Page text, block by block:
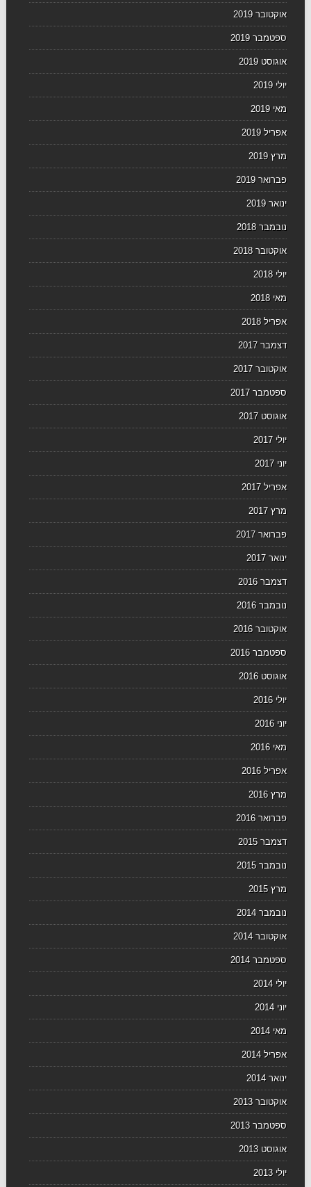
אוקטובר 2019
ספטמבר 2019
אוגוסט 2019
יולי 2019
מאי 2019
אפריל 2019
מרץ 2019
פברואר 2019
ינואר 2019
נובמבר 2018
אוקטובר 2018
יולי 2018
מאי 2018
אפריל 2018
דצמבר 2017
אוקטובר 2017
ספטמבר 2017
אוגוסט 2017
יולי 2017
יוני 2017
אפריל 2017
מרץ 2017
פברואר 2017
ינואר 2017
דצמבר 2016
נובמבר 2016
אוקטובר 2016
ספטמבר 2016
אוגוסט 2016
יולי 2016
יוני 2016
מאי 2016
אפריל 2016
מרץ 2016
פברואר 2016
דצמבר 2015
נובמבר 2015
מרץ 2015
נובמבר 2014
אוקטובר 2014
ספטמבר 2014
יולי 2014
יוני 2014
מאי 2014
אפריל 2014
ינואר 2014
אוקטובר 2013
ספטמבר 2013
אוגוסט 2013
יולי 2013